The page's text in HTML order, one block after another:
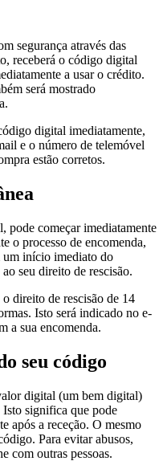
segurança através das
receberá o código digital
a usar o crédito.
será mostrado
digital imediatamente,
e o número de telemóvel
estão corretos.
pode começar imediatamente
o processo de encomenda,
um início imediato do
seu direito de rescisão.
direito de rescisão de 14
Isto será indicado no e-
a sua encomenda.
seu código
digital (um bem digital)
significa que pode
após a receção. O mesmo
Para evitar abusos,
com outras pessoas.